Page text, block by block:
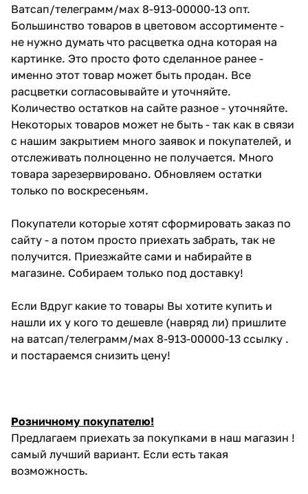
Ватсап/телеграмм/мах 8-913-00000-13 опт.
Большинство товаров в цветовом ассортименте -
не нужно думать что расцветка одна которая на
картинке. Это просто фото сделанное ранее -
именно этот товар может быть продан. Все
расцветки согласовывайте и уточняйте.
Количество остатков на сайте разное - уточняйте.
Некоторых товаров может не быть - так как в связи
с нашим закрытием много заявок и покупателей, и
отслеживать полноценно не получается. Много
товара зарезервировано. Обновляем остатки
только по воскресеньям.
Покупатели которые хотят сформировать заказ по
сайту - а потом просто приехать забрать, так не
получится. Приезжайте сами и набирайте в
магазине. Собираем только под доставку!
Если Вдруг какие то товары Вы хотите купить и
нашли их у кого то дешевле (навряд ли) пришлите
на ватсап/телеграмм/мах 8-913-00000-13 ссылку .
и постараемся снизить цену!
Розничному покупателю!
Предлагаем приехать за покупками в наш магазин !
самый лучший вариант. Если есть такая
возможность.